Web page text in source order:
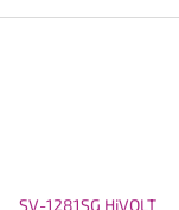
SV-1281SG HiVOLT